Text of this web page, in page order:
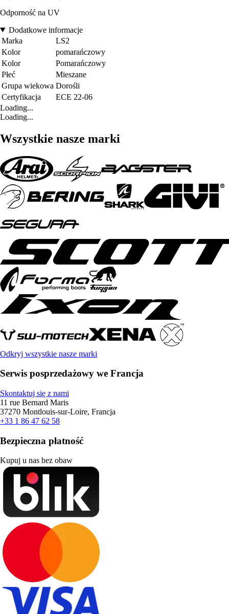
Odporność na UV
Dodatkowe informacje
Marka
LS2
Kolor
pomarańczowy
Kolor
Pomarańczowy
Płeć
Mieszane
Grupa wiekowa Dorośli
Certyfikacja
ECE 22-06
Loading...
Loading...
Wszystkie nasze marki
Odkryj wszystkie nasze marki
Serwis posprzedażowy we Francja
Skontaktuj się z nami
11 rue Bernard Maris
37270 Montlouis-sur-Loire, Francja
+33 1 86 47 62 58
Bezpieczna płatność
Kupuj u nas bez obaw